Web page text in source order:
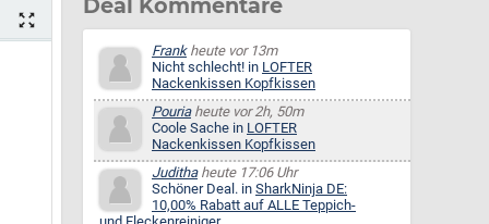
Deal Kommentare
Frankheute vor 13m
Nicht schlecht! in LOFTER
Nackenkissen Kopfkissen
Pouriaheute vor 2h, 50m
Coole Sache in LOFTER
Nackenkissen Kopfkissen
Judithaheute 17:06 Uhr
Schöner Deal. in SharkNinja DE:
10,00% Rabatt auf ALLE Teppich-